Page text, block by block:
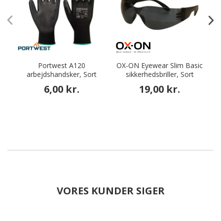
Portwest A120
arbejdshandsker, Sort
6,00 kr.
OX-ON Eyewear Slim Basic
sikkerhedsbriller, Sort
19,00 kr.
VORES KUNDER SIGER